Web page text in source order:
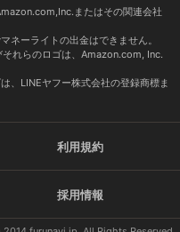
またはその関連会社
ネーライトの出金はできません。
れらのロゴは、Amazon.com, Inc.
、LINEヤフー株式会社の登録商標ま
利用規約
採用情報